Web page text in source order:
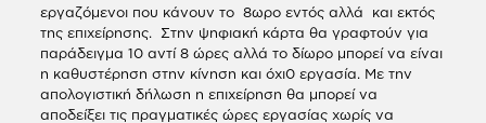
εργαζόμενοι που κάνουν το 8ωρο εντός αλλά και εκτός
της επιχείρησης. Στην ψηφιακή κάρτα θα γραφτούν για
παράδειγμα 10 αντί 8 ώρες αλλά το δίωρο μπορεί να είναι
η καθυστέρηση στην κίνηση και όχι0 εργασία. Με την
απολογιστική δήλωση η επιχείρηση θα μπορεί να
αποδείξει τις πραγματικές ώρες εργασίας χωρίς να